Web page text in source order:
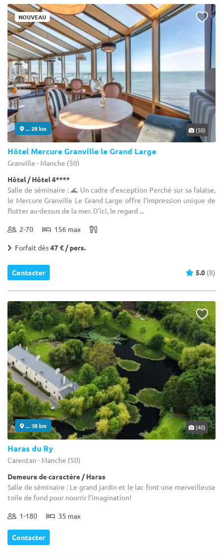
NOUVEAU
... 28 km (50)
Hôtel Mercure Granville le Grand Large
Granville - Manche (50)
Hôtel / Hôtel 4****
Salle de séminaire : 🌊 Un cadre d’exception Perché sur sa falaise,
le Mercure Granville Le Grand Large offre l’impression unique de
flotter au-dessus de la mer. D’ici, le regard ...
2-70 156 max
Forfait dès47 € / pers.
Contacter 5.0 (8)
... 38 km (40)
Haras du Ry
Carentan - Manche (50)
Demeure de caractère / Haras
Salle de séminaire : Le grand jardin et le lac font une merveilleuse
toile de fond pour nourrir l'imagination!
1-180 35 max
Contacter